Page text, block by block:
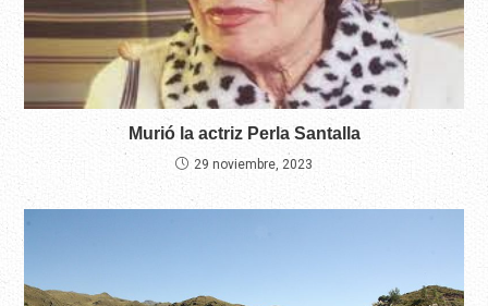
Murió la actriz Perla Santalla
29 noviembre, 2023